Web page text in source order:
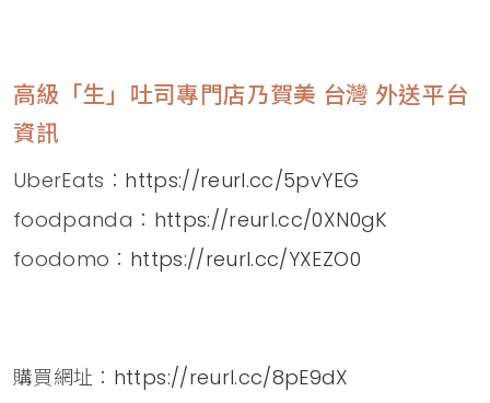
高級「生」吐司專門店乃賀美 台灣 外送平台
資訊
UberEats： https://reurl.cc/5pvYEG
foodpanda： https://reurl.cc/0XN0gK
foodomo： https://reurl.cc/YXEZO0
購買網址： https://reurl.cc/8pE9dX